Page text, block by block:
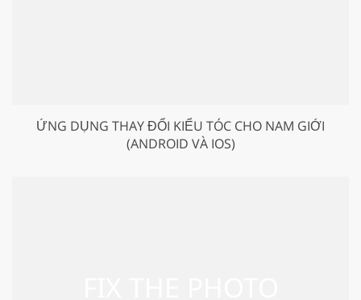
ỨNG DỤNG THAY ĐỔI KIỂU TÓC CHO NAM GIỚI
(ANDROID VÀ IOS)